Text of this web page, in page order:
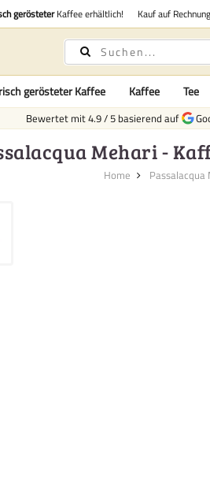
gerösteterKaffee erhältlich! Kauf auf Rechnung
gerösteter Kaffee Kaffee Tee
Bewertet mit4.9/5 basierend auf
Mehari -
Home Passalacqua